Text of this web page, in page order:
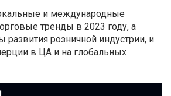
и международные
тренды в 2023 году, а
развития розничной индустрии, и
в ЦА и на глобальных